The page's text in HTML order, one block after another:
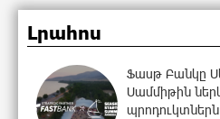
Լրահոս
Ֆասթ Բանկը
Սամմիթին